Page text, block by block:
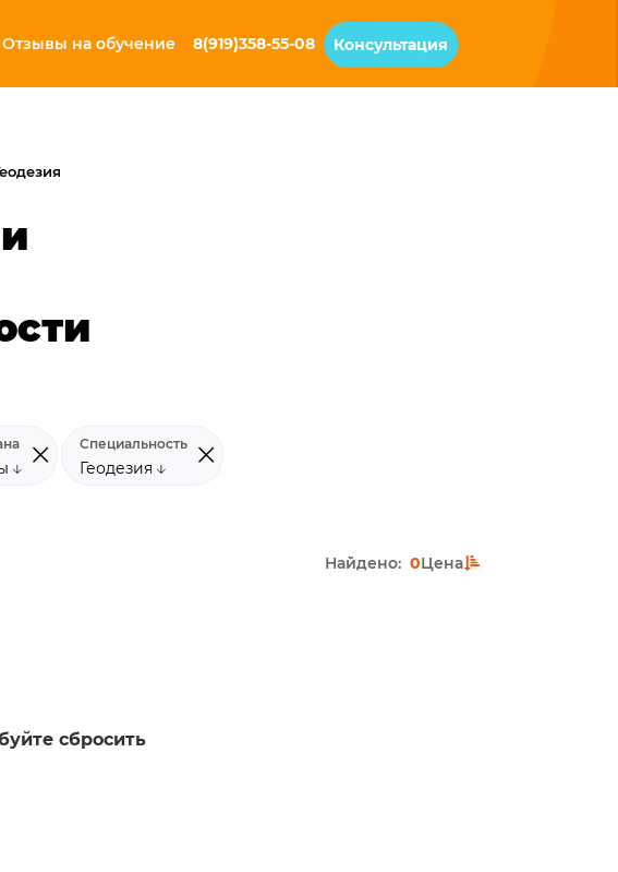
Отзывы на обучение 8(919)358-55-08 Консультация
Специальность
Геодезия
Найдено: 0Цена
сбросить